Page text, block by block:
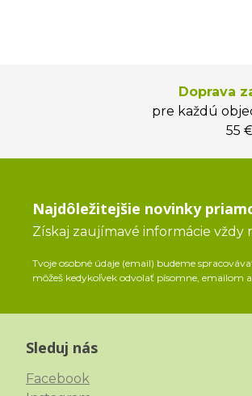
Doprava
pre každú
55
Najdôležitejšie novinky
Získaj zaujímavé informácie vždy
Tvoje osobné údaje (email) budeme
môžeš kedykoľvek odvolať písomne,
Sleduj nás
Facebook